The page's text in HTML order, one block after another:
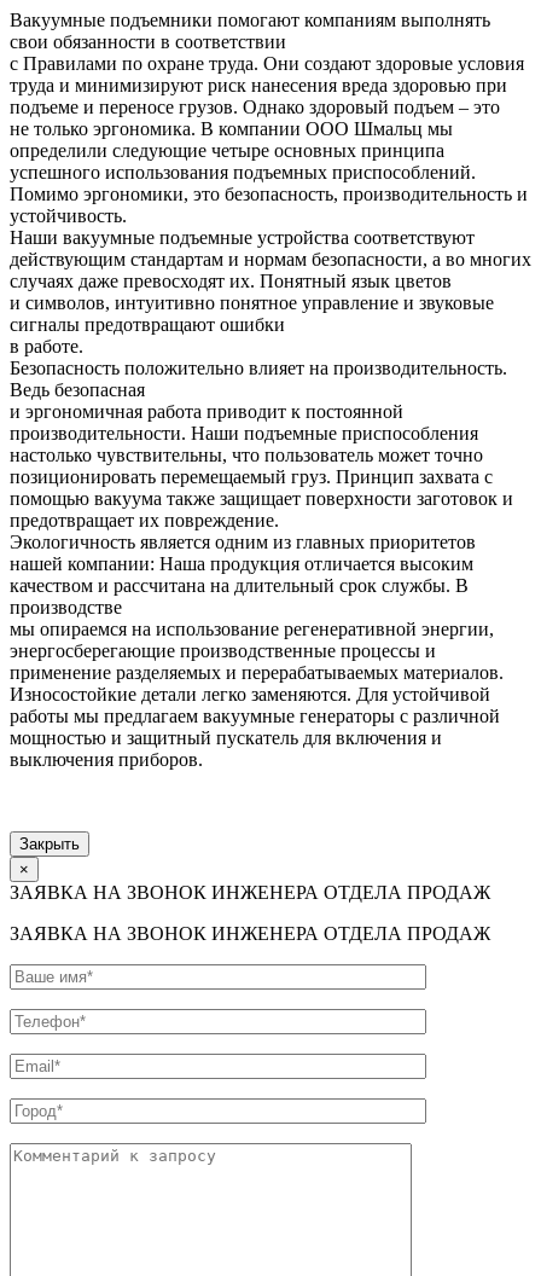
Вакуумные подъемники помогают компаниям выполнять
свои обязанности в соответствии
с Правилами по охране труда. Они создают здоровые условия
труда и минимизируют риск нанесения вреда здоровью при
подъеме и переносе грузов. Однако здоровый подъем – это
не только эргономика. В компании ООО Шмальц мы
определили следующие четыре основных принципа
успешного использования подъемных приспособлений.
Помимо эргономики, это безопасность, производительность и
устойчивость.
Наши вакуумные подъемные устройства соответствуют
действующим стандартам и нормам безопасности, а во многих
случаях даже превосходят их. Понятный язык цветов
и символов, интуитивно понятное управление и звуковые
сигналы предотвращают ошибки
в работе.
Безопасность положительно влияет на производительность.
Ведь безопасная
и эргономичная работа приводит к постоянной
производительности. Наши подъемные приспособления
настолько чувствительны, что пользователь может точно
позиционировать перемещаемый груз. Принцип захвата с
помощью вакуума также защищает поверхности заготовок и
предотвращает их повреждение.
Экологичность является одним из главных приоритетов
нашей компании: Наша продукция отличается высоким
качеством и рассчитана на длительный срок службы. В
производстве
мы опираемся на использование регенеративной энергии,
энергосберегающие производственные процессы и
применение разделяемых и перерабатываемых материалов.
Износостойкие детали легко заменяются. Для устойчивой
работы мы предлагаем вакуумные генераторы с различной
мощностью и защитный пускатель для включения и
выключения приборов.
Закрыть
×
ЗАЯВКА НА ЗВОНОК ИНЖЕНЕРА ОТДЕЛА ПРОДАЖ
ЗАЯВКА НА ЗВОНОК ИНЖЕНЕРА ОТДЕЛА ПРОДАЖ